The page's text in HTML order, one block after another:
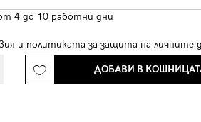
4 до 10 работни дни
и политиката за защита на личните
ДОБАВИ В